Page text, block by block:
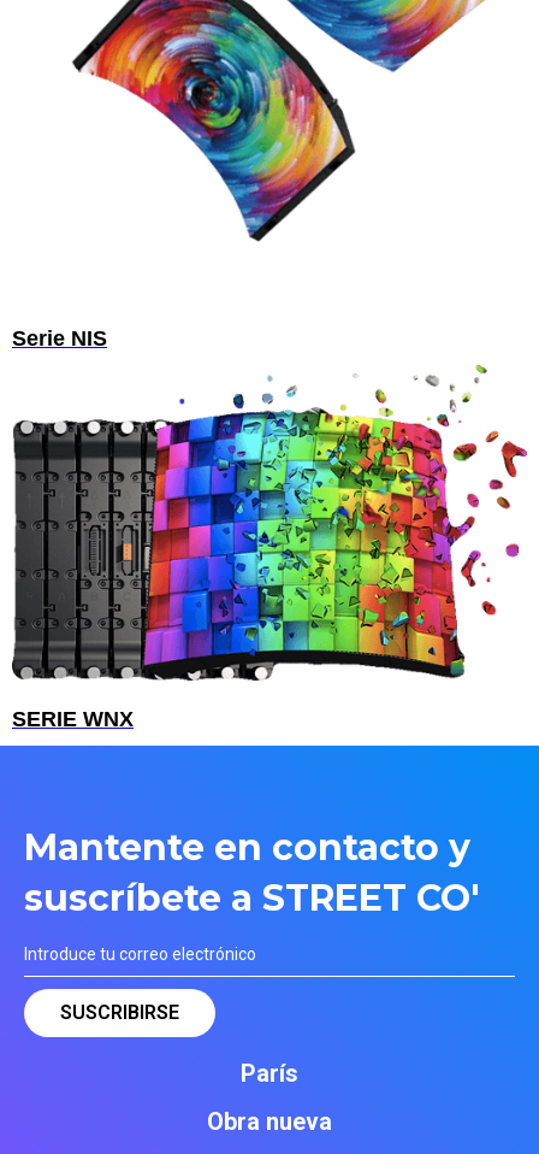
Serie NIS
SERIE WNX
Mantente en contacto y
suscríbete a STREET CO'
París
Obra nueva